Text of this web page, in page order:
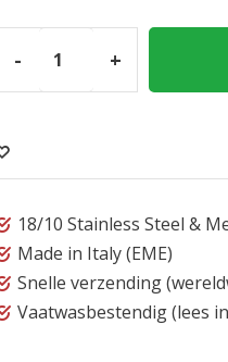
- +
18/10 Stainless Steel &
Made in Italy(EME)
Snelle verzending
Vaatwasbestendig(lees